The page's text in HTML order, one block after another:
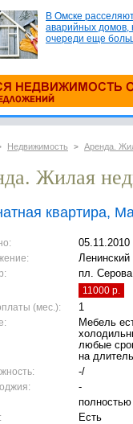
В Омске
аварийных домов,
очереди еще
Недвижимость > Аренда.
Жилая
квартира,
05.11.2010
пл. Серова
11000 р.
(мес.):
1
Мебель
любые
на
-/
-
полностью
Есть